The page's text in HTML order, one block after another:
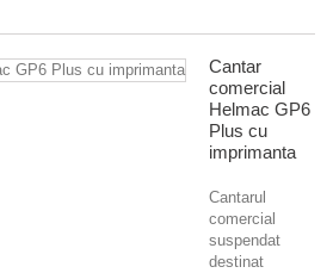
Cantar
comercial
Helmac GP6
Plus cu
imprimanta
Cantarul
comercial
suspendat
destinat